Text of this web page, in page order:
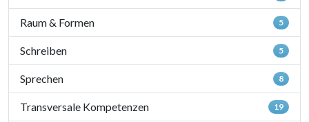
Raum & Formen 5
Schreiben 5
Sprechen 8
Transversale Kompetenzen 19